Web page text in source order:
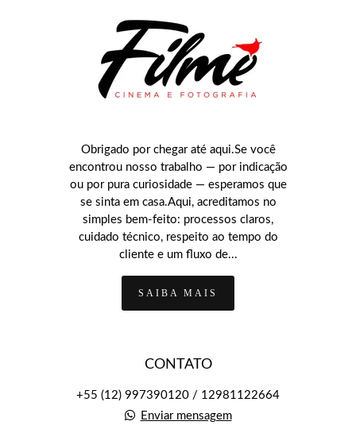
Obrigado por chegar até aqui.Se você
encontrou nosso trabalho — por indicação
ou por pura curiosidade — esperamos que
se sinta em casa.Aqui, acreditamos no
simples bem-feito: processos claros,
cuidado técnico, respeito ao tempo do
cliente e um fluxo de...
SAIBA MAIS
CONTATO
+55 (12) 997390120 / 12981122664
Enviar mensagem